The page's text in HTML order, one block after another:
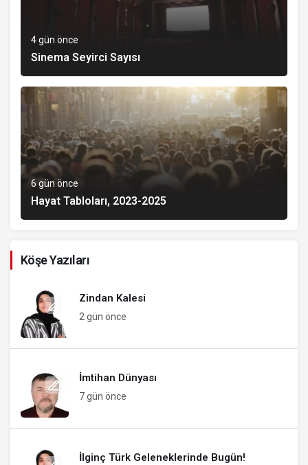
4 gün önce
Sinema Seyirci Sayısı
6 gün önce
Hayat Tabloları, 2023-2025
Köşe Yazıları
Zindan Kalesi
2 gün önce
İmtihan Dünyası
7 gün önce
İlginç Türk Geleneklerinde Bugün!